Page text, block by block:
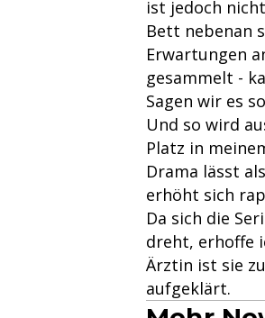
ist jedoch
Bett nebenan
Erwartungen
gesammelt -
Sagen wir es
Und so wird
Platz in
Drama lässt
erhöht sich
Da sich die
dreht, erhoffe
Ärztin ist sie
aufgeklärt.